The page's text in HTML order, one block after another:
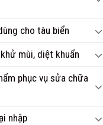
cho tàu biển
mùi, diệt khuẩn
phục vụ sửa chữa
nhập